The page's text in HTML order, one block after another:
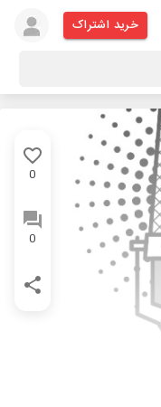
خرید اشتراک
0
0